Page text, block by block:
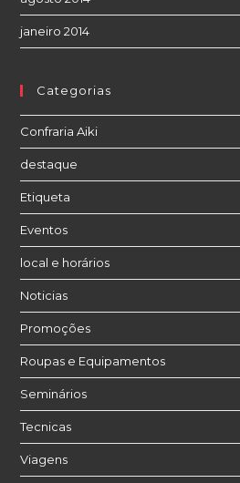
janeiro 2014
Categorias
Confraria Aiki
destaque
Etiqueta
Eventos
local e horários
Noticias
Promoções
Roupas e Equipamentos
Seminários
Tecnicas
Viagens